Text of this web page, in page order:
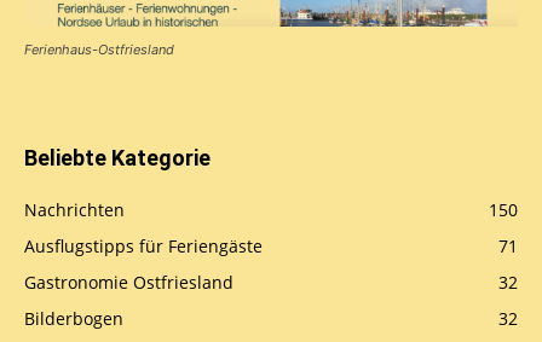
Ferienhaus-Ostfriesland
Beliebte Kategorie
Nachrichten
150
Ausflugstipps für Feriengäste
71
Gastronomie Ostfriesland
32
Bilderbogen
32